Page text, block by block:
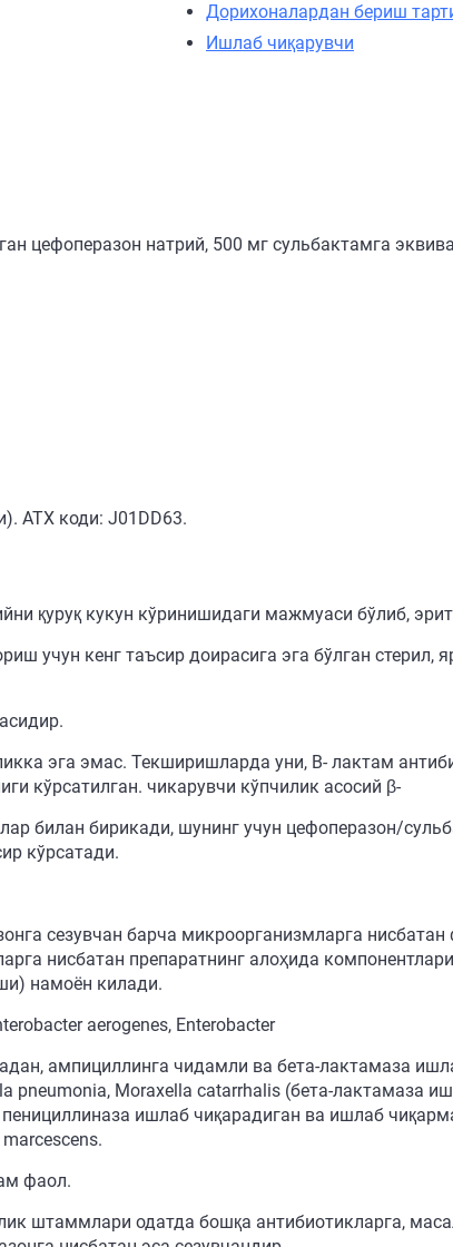
Дорихоналардан бериш
Ишлаб чиқарувчи
цефоперазон натрий, 500 мг сульбактамга
АТХ коди: J01DD63.
қуруқ кукун кўринишидаги мажмуаси бўлиб,
учун кенг таъсир доирасига эга бўлган стерил,
эга эмас. Текширишларда уни, В- лактам
кўрсатилган. чикарувчи кўпчилик асосий β-
билан бирикади, шунинг учун цефоперазон/
кўрсатади.
сезувчан барча микроорганизмларга
нисбатан препаратнинг алоҳида
намоён килади.
aerogenes, Enterobacter
ампициллинга чидамли ва бета-лактамаза
pneumonia, Moraxella catarrhalis (бета-лактамаза
ишлаб чиқарадиган ва ишлаб
фаол.
штаммлари одатда бошқа антибиотикларга,